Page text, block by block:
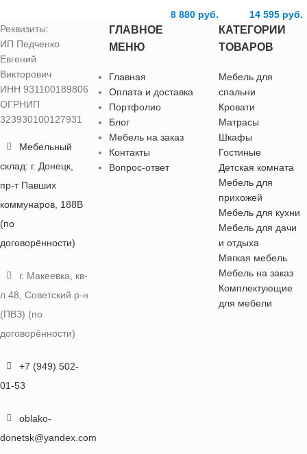
8 880руб. 14 595 руб.
Реквизиты:
ИП Педченко
Евгений
Викторович
ИНН 931100189806
ОГРНИП
323930100127931
Мебельный
склад: г. Донецк,
пр-т Павших
коммунаров, 188В
(по
договорённости)
г. Макеевка, кв-
л 48, Советский р-н
(ПВЗ) (по
договорённости)
+7 (949) 502-
01-53
oblako-
donetsk@yandex.com
ГЛАВНОЕ
МЕНЮ
Главная
Оплата и доставка
Портфолио
Блог
Мебель на заказ
Контакты
Вопрос-ответ
КАТЕГОРИИ
ТОВАРОВ
Мебель для
спальни
Кровати
Матрасы
Шкафы
Гостиные
Детская комната
Мебель для
прихожей
Мебель для кухни
Мебель для дачи
и отдыха
Мягкая мебель
Мебель на заказ
Комплектующие
для мебели